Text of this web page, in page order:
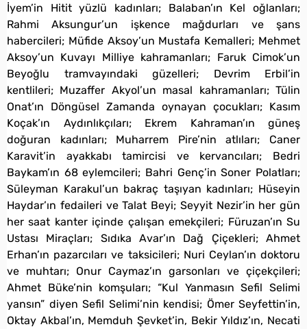
İyem’in Hitit yüzlü kadınları; Balaban’ın Kel oğlanları;
Rahmi Aksungur’un işkence mağdurları ve şans
habercileri; Müfide Aksoy’un Mustafa Kemalleri; Mehmet
Aksoy’un Kuvayı Milliye kahramanları; Faruk Cimok’un
Beyoğlu tramvayındaki güzelleri; Devrim Erbil’in
kentlileri; Muzaffer Akyol’un masal kahramanları; Tülin
Onat’ın Döngüsel Zamanda oynayan çocukları; Kasım
Koçak’ın Aydınlıkçıları; Ekrem Kahraman’ın güneş
doğuran kadınları; Muharrem Pire’nin atlıları; Caner
Karavit’in ayakkabı tamircisi ve kervancıları; Bedri
Baykam’ın 68 eylemcileri; Bahri Genç’in Soner Polatları;
Süleyman Karakul’un bakraç taşıyan kadınları; Hüseyin
Haydar’ın fedaileri ve Talat Beyi; Seyyit Nezir’in her gün
her saat kanter içinde çalışan emekçileri; Füruzan’ın Su
Ustası Miraçları; Sıdıka Avar’ın Dağ Çiçekleri; Ahmet
Erhan’ın pazarcıları ve taksicileri; Nuri Ceylan’ın doktoru
ve muhtarı; Onur Caymaz’ın garsonları ve çiçekçileri;
Ahmet Büke’nin komşuları; “Kul Yanmasın Sefil Selimi
yansın” diyen Sefil Selimi’nin kendisi; Ömer Seyfettin’in,
Oktay Akbal’ın, Memduh Şevket’in, Bekir Yıldız’ın, Necati